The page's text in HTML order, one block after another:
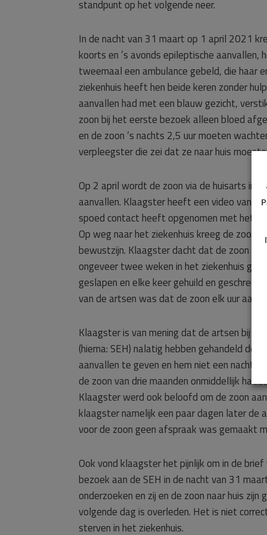
standpunt op het volgende neer.
In de nacht van 31 maart op 1 april 2021
koorts en ’s avonds epileptische
tweemaal een ambulance gebeld, die haar
ziekenhuis heeft hen beide keren zonder
aanvallen had met een blauw gezicht,
zoon bij het eerste bezoek alleen bloed
en de zoon ‘s nachts 2,5 uur moeten
verpleegster die zei dat ze naar huis
Op 2 april wordt de zoon via de huisarts in
aanvallen. Klaagster heeft een video van
spoed contact heeft opgenomen met het
Op weg naar het ziekenhuis kreeg de zoon
bewustzijn. Klaagster dacht dat de zoon
ongeveer twee weken in het ziekenhuis
geslapen en elke keer gehuild en
van de artsen was dat de zoon elk uur
Klaagster is van mening dat de artsen bij
(hierna: SEH) nalatig hebben gehandeld
aanvallen te geven en hem niet een nacht
de zoon van drie maanden onmiddellijk
Klaagster werd ook beloofd om de zoon
klaagster namelijk een paar dagen later de
voor de zoon geen afspraak was gemaakt
Ook vond klaagster het pijnlijk om in de
bezoek aan de SEH in de nacht van 31
onderzoeken en zij en de zoon naar huis
volgende dag is overleden. Het is niet
sterven in het ziekenhuis.